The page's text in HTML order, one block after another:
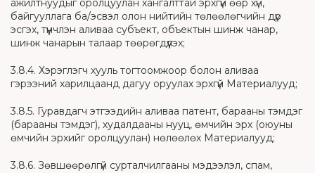
ажилтнуудыг оролцуулан хангалттай эрхгүй өөр хүн,
байгууллага ба/эсвэл олон нийтийн төлөөлөгчийн дүр
эсгэх, түүнчлэн аливаа субъект, объектын шинж чанар,
шинж чанарын талаар төөрөгдүүлэх;
3.8.4. Хэрэглэгч хууль тогтоомжоор болон аливаа
гэрээний харилцаанд дагуу оруулах эрхгүй Материалууд;
3.8.5. Гуравдагч этгээдийн аливаа патент, барааны тэмдэг
(барааны тэмдэг), худалдааны нууц, өмчийн эрх (оюуны
өмчийн эрхийг оролцуулан) нөлөөлөх Материалууд;
3.8.6. Зөвшөөрөлгүй сурталчилгааны мэдээлэл, спам,